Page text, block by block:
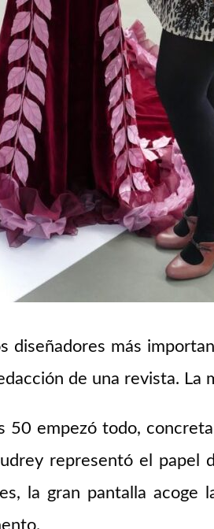
diseñadores más
de una revista. La
50 empezó todo,
representó el papel
la gran pantalla